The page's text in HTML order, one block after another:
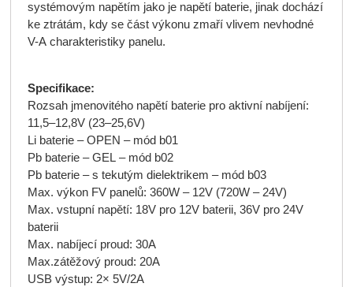
systémovým napětím jako je napětí baterie, jinak dochází
ke ztrátám, kdy se část výkonu zmaří vlivem nevhodné
V-A charakteristiky panelu.
Specifikace:
Rozsah jmenovitého napětí baterie pro aktivní nabíjení:
11,5–12,8V (23–25,6V)
Li baterie – OPEN – mód b01
Pb baterie – GEL – mód b02
Pb baterie – s tekutým dielektrikem – mód b03
Max. výkon FV panelů: 360W – 12V (720W – 24V)
Max. vstupní napětí: 18V pro 12V baterii, 36V pro 24V
baterii
Max. nabíjecí proud: 30A
Max.zátěžový proud: 20A
USB výstup: 2× 5V/2A